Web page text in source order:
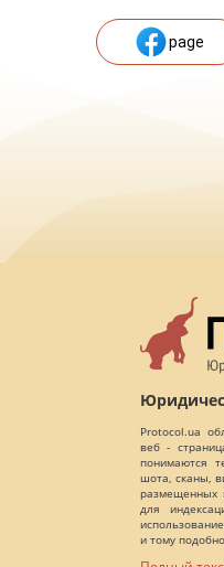
page
Protocol.ua
веб -
понимаются
шота, сканы,
размещенных
для
и тому